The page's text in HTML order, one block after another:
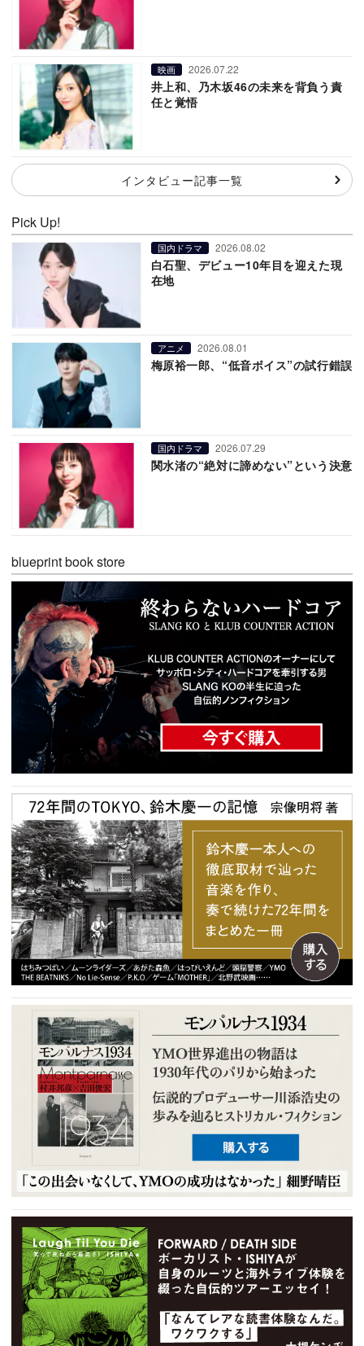
映画 2026.07.22
井上和、乃木坂46の未来を背負う責
任と覚悟
インタビュー記事一覧
Pick Up!
国内ドラマ 2026.08.02
白石聖、デビュー10年目を迎えた現
在地
アニメ 2026.08.01
梅原裕一郎、“低音ボイス”の試行錯誤
国内ドラマ 2026.07.29
関水渚の“絶対に諦めない”という決意
blueprint book store